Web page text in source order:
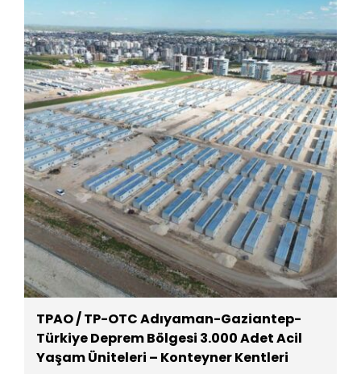
TPAO / TP-OTC Adıyaman-Gaziantep-
Türkiye Deprem Bölgesi 3.000 Adet Acil
Yaşam Üniteleri – Konteyner Kentleri